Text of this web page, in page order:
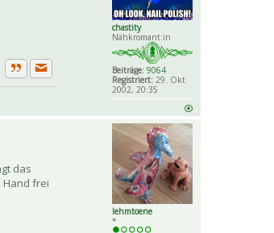
chastity
Nähkromant:in
Beiträge: 9064
Registriert: 29. Okt
2002, 20:35
ZitatPrivate Nachricht senden
lehmtoene
*
das
Hand frei